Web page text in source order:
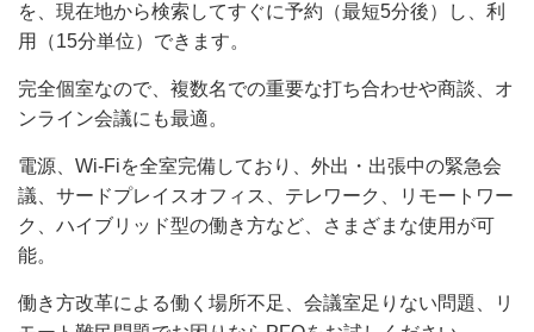
を、現在地から検索してすぐに予約（最短5分後）し、利
用（15分単位）できます。
完全個室なので、複数名での重要な打ち合わせや商談、オ
ンライン会議にも最適。
電源、Wi-Fiを全室完備しており、外出・出張中の緊急会
議、サードプレイスオフィス、テレワーク、リモートワー
ク、ハイブリッド型の働き方など、さまざまな使用が可
能。
働き方改革による働く場所不足、会議室足りない問題、リ